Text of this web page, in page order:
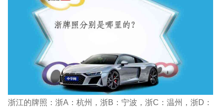
浙江的牌照：浙A：杭州，浙B：宁波，浙C：温州，浙D：